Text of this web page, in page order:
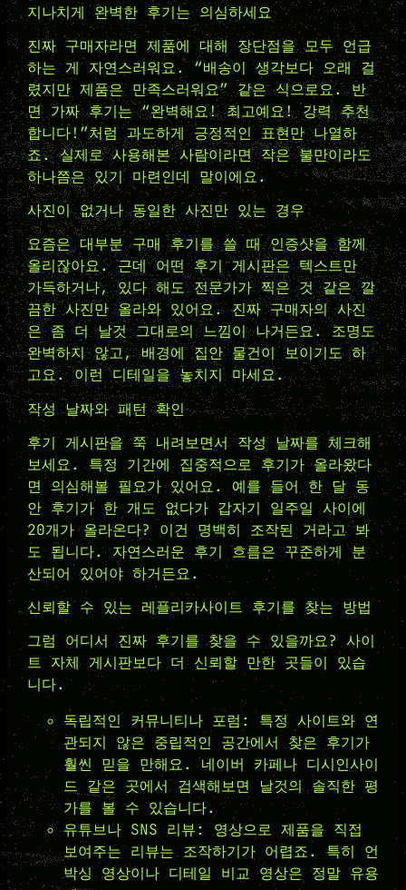
지나치게 완벽한 후기는 의심하세요
진짜 구매자라면 제품에 대해 장단점을 모두 언급
하는 게 자연스러워요. “배송이 생각보다 오래 걸
렸지만 제품은 만족스러워요” 같은 식으로요. 반
면 가짜 후기는 “완벽해요! 최고예요! 강력 추천
합니다!”처럼 과도하게 긍정적인 표현만 나열하
죠. 실제로 사용해본 사람이라면 작은 불만이라도
하나쯤은 있기 마련인데 말이에요.
사진이 없거나 동일한 사진만 있는 경우
요즘은 대부분 구매 후기를 쓸 때 인증샷을 함께
올리잖아요. 근데 어떤 후기 게시판은 텍스트만
가득하거나, 있다 해도 전문가가 찍은 것 같은 깔
끔한 사진만 올라와 있어요. 진짜 구매자의 사진
은 좀 더 날것 그대로의 느낌이 나거든요. 조명도
완벽하지 않고, 배경에 집안 물건이 보이기도 하
고요. 이런 디테일을 놓치지 마세요.
작성 날짜와 패턴 확인
후기 게시판을 쭉 내려보면서 작성 날짜를 체크해
보세요. 특정 기간에 집중적으로 후기가 올라왔다
면 의심해볼 필요가 있어요. 예를 들어 한 달 동
안 후기가 한 개도 없다가 갑자기 일주일 사이에
20개가 올라온다? 이건 명백히 조작된 거라고 봐
도 됩니다. 자연스러운 후기 흐름은 꾸준하게 분
산되어 있어야 하거든요.
신뢰할 수 있는 레플리카사이트 후기를 찾는 방법
그럼 어디서 진짜 후기를 찾을 수 있을까요? 사이
트 자체 게시판보다 더 신뢰할 만한 곳들이 있습
니다.
독립적인 커뮤니티나 포럼: 특정 사이트와 연
관되지 않은 중립적인 공간에서 찾은 후기가
훨씬 믿을 만해요. 네이버 카페나 디시인사이
드 같은 곳에서 검색해보면 날것의 솔직한 평
가를 볼 수 있습니다.
유튜브나 SNS 리뷰: 영상으로 제품을 직접
보여주는 리뷰는 조작하기가 어렵죠. 특히 언
박싱 영상이나 디테일 비교 영상은 정말 유용